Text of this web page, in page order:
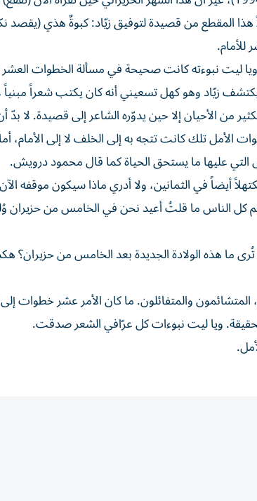
المقطع من قصيدة لتوفيق زيّاد: كبوةٌ هذي (يقصد
ويا ليت نبوءته كانت صحيحة في مسألة الخطوات
زيّاد وهو كهل تسعيني أنه كان يكتب شعراً
من الأحيان إلا حين يدوّره الشاعر إلى قصيدة. لا بدّ
الأمل تلك كانت تتجه به إلى الخلف لا إلى الأمام،
عليها ما يستحق الحياة كما قال محمود درويش.
أيضاً في الثمانين، ولا أدري ماذا سيكون موقفه
كل الناس ما قلتُ أعيد نحن في الخامس من حزيران
ما هذه الولادة الجديدة بعد الخامس من حزيران؟
المتشائمون والمتفائلون. ما كان الأمر عشر خطوات إلى
ويا ليت نبوءات كل عرّافي الشعر صدقت.